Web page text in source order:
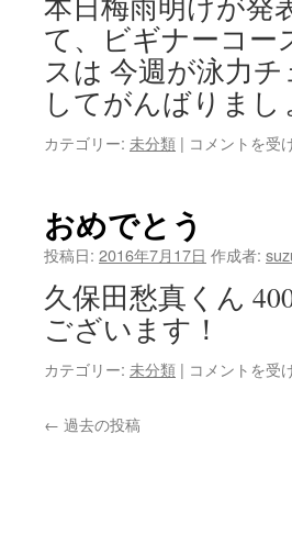
て、ビギナーコー
スは 今週が泳力
してがんばりまし
カテゴリー: 未分類 | 泳
ッ
ク
は
コメントを受
おめでとう
投稿日: 2016年7月17日 作成者:
久保田愁真くん
ございます！
カテゴリー: 未分類 | お
コメントを受
← 過去の投稿